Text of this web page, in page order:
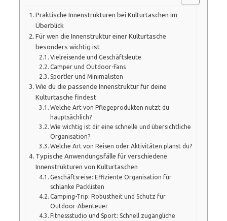
Praktische Innenstrukturen bei Kulturtaschen im
Überblick
Für wen die Innenstruktur einer Kulturtasche
besonders wichtig ist
Vielreisende und Geschäftsleute
Camper und Outdoor-Fans
Sportler und Minimalisten
Wie du die passende Innenstruktur für deine
Kulturtasche findest
Welche Art von Pflegeprodukten nutzt du
hauptsächlich?
Wie wichtig ist dir eine schnelle und übersichtliche
Organisation?
Welche Art von Reisen oder Aktivitäten planst du?
Typische Anwendungsfälle für verschiedene
Innenstrukturen von Kulturtaschen
Geschäftsreise: Effiziente Organisation für
schlanke Packlisten
Camping-Trip: Robustheit und Schutz für
Outdoor-Abenteuer
Fitnessstudio und Sport: Schnell zugängliche